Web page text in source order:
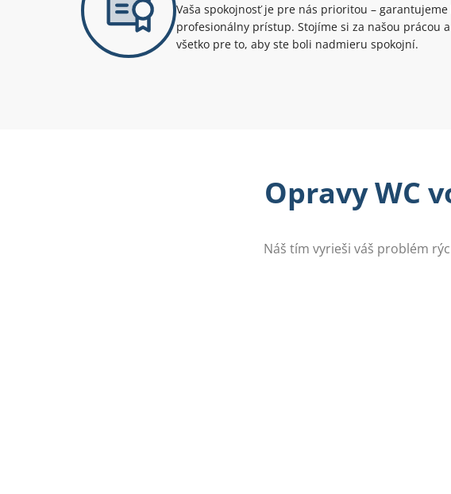
Vaša spokojnosť je pre nás prioritou – garantujeme
profesionálny prístup. Stojíme si za našou prácou
všetko pre to, aby ste boli nadmieru spokojní.
Opravy WC
Náš tím vyrieši váš problém